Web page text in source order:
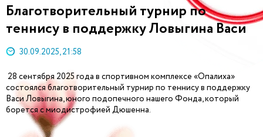
Благотворительный турнир по
теннису в поддержку Ловыгина Васи
30.09.2025, 21:58
28 сентября 2025 года в спортивном комплексе «Опалиха»
состоялся благотворительный турнир по теннису в поддержку
Васи Ловыгина, юного подопечного нашего Фонда, который
борется с миодистрофией Дюшенна.